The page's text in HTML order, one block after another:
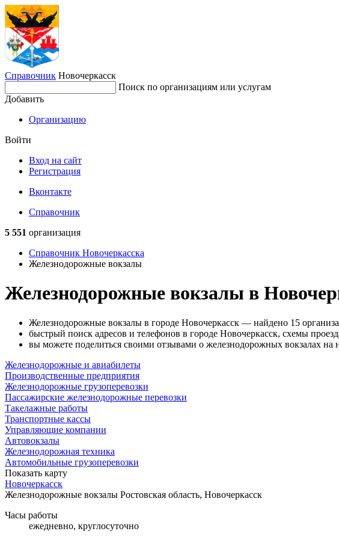
Справочник Новочеркасск
Поиск по организациям или услугам
Добавить
Организацию
Войти
Вход на сайт
Регистрация
Вконтакте
Справочник
5 551 организация
Справочник Новочеркасска
Железнодорожные вокзалы
Железнодорожные вокзалы в
Железнодорожные вокзалы в городе Новочеркасск — найдено 15
быстрый поиск адресов и телефонов в городе Новочеркасск, схемы
вы можете поделиться своими отзывами о железнодорожных вокзалах на
Железнодорожные и авиабилеты
Производственные предприятия
Железнодорожные грузоперевозки
Пассажирские железнодорожные перевозки
Такелажные работы
Транспортные кассы
Управляющие компании
Автовокзалы
Железнодорожная техника
Автомобильные грузоперевозки
Показать карту
Новочеркасск
Железнодорожные вокзалы Ростовская область, Новочеркасск
Часы работы
ежедневно, круглосуточно